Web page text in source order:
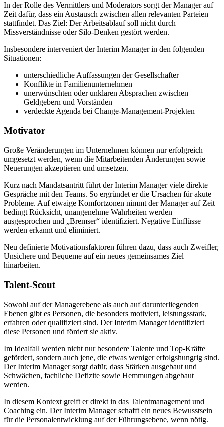
In der Rolle des Vermittlers und Moderators sorgt der Manager auf
Zeit dafür, dass ein Austausch zwischen allen relevanten Parteien
stattfindet. Das Ziel: Der Arbeitsablauf soll nicht durch
Missverständnisse oder Silo-Denken gestört werden.
Insbesondere interveniert der Interim Manager in den folgenden
Situationen:
unterschiedliche Auffassungen der Gesellschafter
Konflikte in Familienunternehmen
unerwünschten oder unklaren Absprachen zwischen
Geldgebern und Vorständen
verdeckte Agenda bei Change-Management-Projekten
Motivator
Große Veränderungen im Unternehmen können nur erfolgreich
umgesetzt werden, wenn die Mitarbeitenden Änderungen sowie
Neuerungen akzeptieren und umsetzen.
Kurz nach Mandatsantritt führt der Interim Manager viele direkte
Gespräche mit den Teams. So ergründet er die Ursachen für akute
Probleme. Auf etwaige Komfortzonen nimmt der Manager auf Zeit
bedingt Rücksicht, unangenehme Wahrheiten werden
ausgesprochen und „Bremser“ identifiziert. Negative Einflüsse
werden erkannt und eliminiert.
Neu definierte Motivationsfaktoren führen dazu, dass auch Zweifler,
Unsichere und Bequeme auf ein neues gemeinsames Ziel
hinarbeiten.
Talent-Scout
Sowohl auf der Managerebene als auch auf darunterliegenden
Ebenen gibt es Personen, die besonders motiviert, leistungsstark,
erfahren oder qualifiziert sind. Der Interim Manager identifiziert
diese Personen und fördert sie aktiv.
Im Idealfall werden nicht nur besondere Talente und Top-Kräfte
gefördert, sondern auch jene, die etwas weniger erfolgshungrig sind.
Der Interim Manager sorgt dafür, dass Stärken ausgebaut und
Schwächen, fachliche Defizite sowie Hemmungen abgebaut
werden.
In diesem Kontext greift er direkt in das Talentmanagement und
Coaching ein. Der Interim Manager schafft ein neues Bewusstsein
für die Personalentwicklung auf der Führungsebene, wenn nötig.